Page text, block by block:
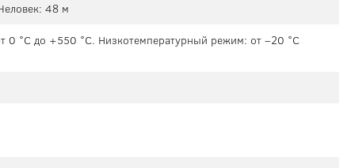
48 м
0 °C до +550 °C. Низкотемпературный режим: от –20 °C